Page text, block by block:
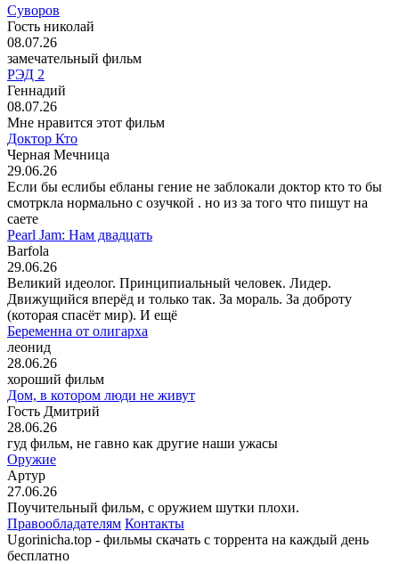
Суворов
Гость николай
08.07.26
замечательный фильм
РЭД 2
Геннадий
08.07.26
Мне нравится этот фильм
Доктор Кто
Черная Мечница
29.06.26
Если бы еслибы ебланы гение не заблокали доктор кто то бы
смотркла нормально с озучкой . но из за того что пишут на
саете
Pearl Jam: Нам двадцать
Barfola
29.06.26
Великий идеолог. Принципиальный человек. Лидер.
Движущийся вперёд и только так. За мораль. За доброту
(которая спасёт мир). И ещё
Беременна от олигарха
леонид
28.06.26
хороший фильм
Дом, в котором люди не живут
Гость Дмитрий
28.06.26
гуд фильм, не гавно как другие наши ужасы
Оружие
Артур
27.06.26
Поучительный фильм, с оружием шутки плохи.
Правообладателям Контакты
Ugorinicha.top - фильмы скачать с торрента на каждый день
бесплатно